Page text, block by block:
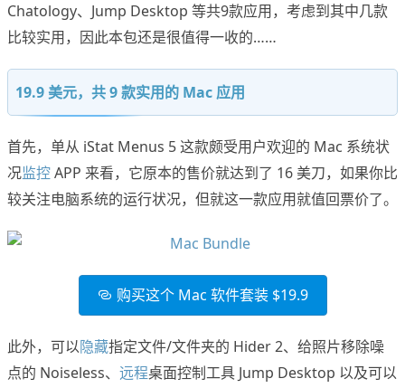
Chatology、Jump Desktop 等共9款应用，考虑到其中几款
比较实用，因此本包还是很值得一收的……
19.9 美元，共 9 款实用的 Mac 应用
首先，单从 iStat Menus 5 这款颇受用户欢迎的 Mac 系统状
况监控APP 来看，它原本的售价就达到了 16 美刀，如果你比
较关注电脑系统的运行状况，但就这一款应用就值回票价了。
购买这个 Mac 软件套装 $19.9
此外，可以隐藏指定文件/文件夹的 Hider 2、给照片移除噪
点的 Noiseless、 远程桌面控制工具 Jump Desktop 以及可以